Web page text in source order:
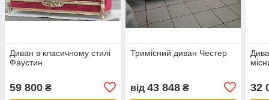
Диван в класичному стилі
Фаустин
59 800 ₴
Тримісний диван Честер
від 43 848₴ 32